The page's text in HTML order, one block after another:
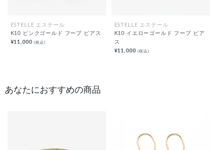
ESTELLE エステール
K10 ピンクゴールド フープ ピアス
¥11,000(税込)
ESTELLE エステール
K10 イエローゴールド フープ ピア
ス
¥11,000(税込)
あなたにおすすめの商品